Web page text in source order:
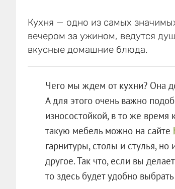
Кухня — одно из самых
вечером за ужином, ведутся
вкусные домашние блюда.
Чего мы ждем от кухни? Она
А для этого очень важно
износостойкой, в то же
такую мебель можно на сайте
гарнитуры, столы и стулья,
другое. Так что, если вы
то здесь будет удобно